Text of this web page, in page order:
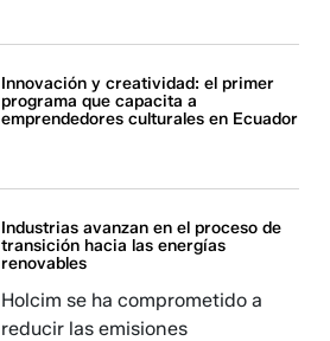
Innovación y creatividad: el primer
programa que capacita a
emprendedores culturales en Ecuador
Industrias avanzan en el proceso de
transición hacia las energías
renovables
Holcim se ha comprometido a
reducir las emisiones